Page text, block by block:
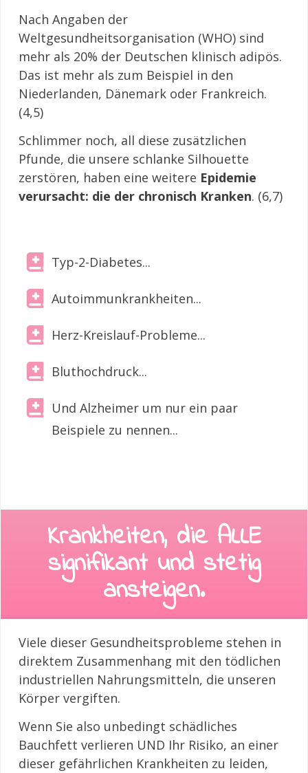
Nach Angaben der
Weltgesundheitsorganisation (WHO) sind
mehr als 20% der Deutschen klinisch adipös.
Das ist mehr als zum Beispiel in den
Niederlanden, Dänemark oder Frankreich.
(4,5)
Schlimmer noch, all diese zusätzlichen
Pfunde, die unsere schlanke Silhouette
zerstören, haben eine weitere Epidemie
verursacht: die der chronisch Kranken. (6,7)
Typ-2-Diabetes...
Autoimmunkrankheiten...
Herz-Kreislauf-Probleme...
Bluthochdruck...
Und Alzheimer um nur ein paar
Beispiele zu nennen...
Krankheiten, die ALLE
signifikant und stetig
ansteigen.
Viele dieser Gesundheitsprobleme stehen in
direktem Zusammenhang mit den tödlichen
industriellen Nahrungsmitteln, die unseren
Körper vergiften.
Wenn Sie also unbedingt schädliches
Bauchfett verlieren UND Ihr Risiko, an einer
dieser gefährlichen Krankheiten zu leiden,